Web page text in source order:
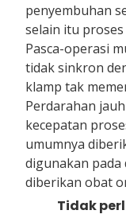
penyembuhan
selain itu
Pasca-operasi
tidak sinkron
klamp tak
Perdarahan
kecepatan
umumnya
digunakan pada
diberikan obat
Tidak